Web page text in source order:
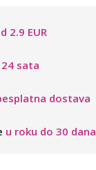
2.9 EUR
sata
dostava
u roku do 30 dana